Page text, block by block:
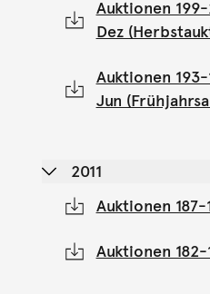
Auktionen
Dez
Auktionen
Jun
2011
Auktionen
Auktionen